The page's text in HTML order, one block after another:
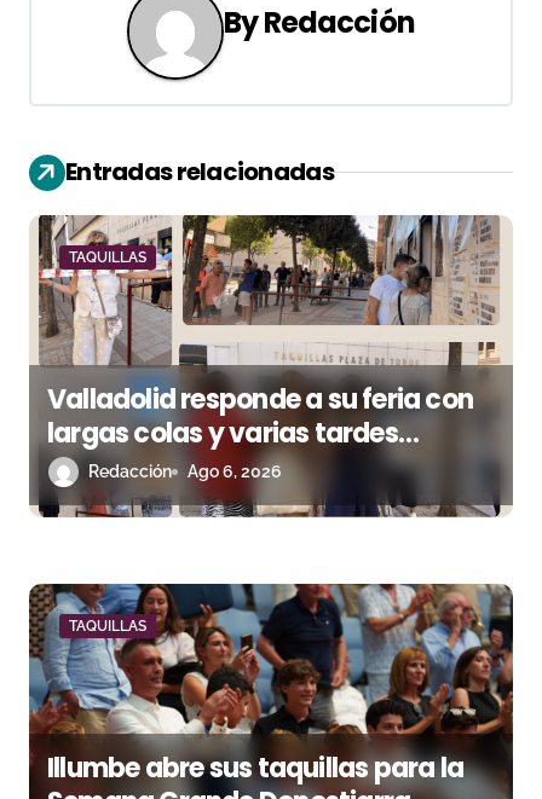
i
ó
n
d
e
e
n
t
r
d
a
s
ByRedacción
Entradas relacionadas
TAQUILLAS
Valladolid responde a su feria con
largas colas y varias tardes
camino del lleno
Redacción Ago 6, 2026
TAQUILLAS
Illumbe abre sus taquillas para la